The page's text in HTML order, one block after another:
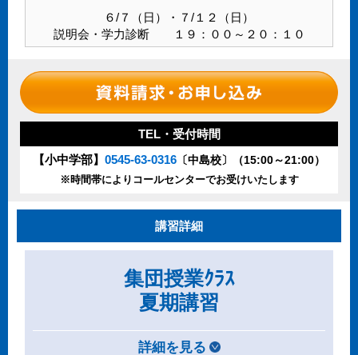
６/７（日）・７/１２（日）
説明会・学力診断 １９：００～２０：１０
TEL・受付時間
【小中学部】 0545-63-0316 〔中島校〕（15:00～21:00）
※時間帯によりコールセンターでお受けいたします
講習詳細
集団授業ｸﾗｽ
夏期講習
詳細を見る